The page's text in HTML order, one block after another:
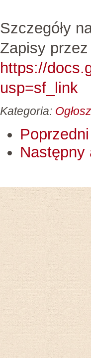
Szczegóły
Zapisy
https://
usp=sf_link
Kategoria:
Następny